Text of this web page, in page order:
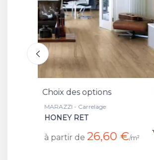
Choix des options
MARAZZI - Plinthe
BATT HONEY RET
à partir de 7 €/m